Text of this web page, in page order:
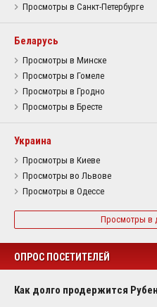
Просмотры в Санкт-Петербурге
Беларусь
Просмотры в Минске
Просмотры в Гомеле
Просмотры в Гродно
Просмотры в Бресте
Украина
Просмотры в Киеве
Просмотры во Львове
Просмотры в Одессе
Просмотры в
ОПРОС ПОСЕТИТЕЛЕЙ
Как долго продержится